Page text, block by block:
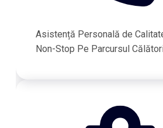
Asistență Personală de
Non-Stop Pe Parcursul